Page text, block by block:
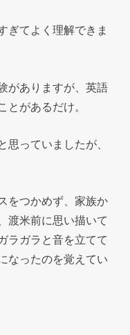
ぎてよく理解できま
がありますが、英語
とがあるだけ。
思っていましたが、
をつかめず、家族か
渡米前に思い描いて
ラガラと音を立てて
なったのを覚えてい